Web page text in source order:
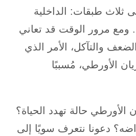
ثلاث طبقات: الداخلية
ومع مرور الوقت قد تعاني
والتآكل، الأمر الذي
الأورطي، مُسببًا
حالة تهدد الحياة؟
دعونا نتعرف سويًا إلى